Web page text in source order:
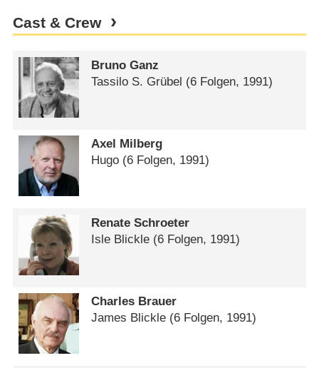
Cast & Crew
Bruno Ganz
Tassilo S. Grübel (6 Folgen, 1991)
Axel Milberg
Hugo (6 Folgen, 1991)
Renate Schroeter
Isle Blickle (6 Folgen, 1991)
Charles Brauer
James Blickle (6 Folgen, 1991)